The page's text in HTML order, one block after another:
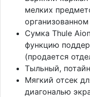
мелких
Сумка Thule
функцию
(продается
Тыльный,
Мягкий отсек
диагональю